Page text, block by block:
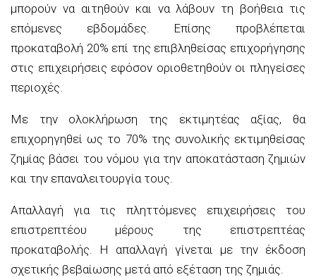
μπορούν να αιτηθούν και να λάβουν τη βοήθεια τις
επόμενες εβδομάδες. Επίσης προβλέπεται
προκαταβολή 20% επί της επιβληθείσας επιχορήγησης
στις επιχειρήσεις εφόσον οριοθετηθούν οι πληγείσες
περιοχές.
Με την ολοκλήρωση της εκτιμητέας αξίας, θα
επιχορηγηθεί ως το 70% της συνολικής εκτιμηθείσας
ζημίας βάσει του νόμου για την αποκατάσταση ζημιών
και την επαναλειτουργία τους.
Απαλλαγή για τις πληττόμενες επιχειρήσεις του
επιστρεπτέου μέρους της επιστρεπτέας
προκαταβολής. Η απαλλαγή γίνεται με την έκδοση
σχετικής βεβαίωσης μετά από εξέταση της ζημιάς.